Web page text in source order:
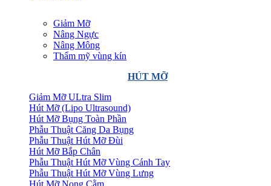
Giảm Mỡ
Nâng Ngực
Nâng Mông
Thẩm mỹ vùng kín
HÚT MỠ
Giảm Mỡ ULtra Slim
Hút Mỡ (Lipo Ultrasound)
Hút Mỡ Bụng Toàn Phần
Phẫu Thuật Căng Da Bụng
Phẫu Thuật Hút Mỡ Đùi
Hút Mỡ Bắp Chân
Phẫu Thuật Hút Mỡ Vùng Cánh Tay
Phẫu Thuật Hút Mỡ Vùng Lưng
Hút Mỡ Nọng Cằm